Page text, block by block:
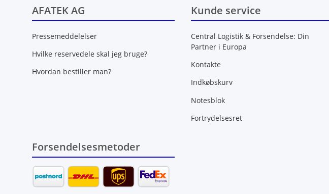
AFATEK AG
Pressemeddelelser
Hvilke reservedele skal jeg bruge?
Hvordan bestiller man?
Kunde service
Central Logistik & Forsendelse: Din
Partner i Europa
Kontakte
Indkøbskurv
Notesblok
Fortrydelsesret
Forsendelsesmetoder